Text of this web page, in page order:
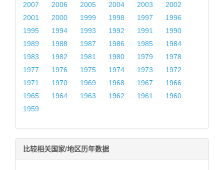
2007
2006 2005 2004 2003
2002
2001
2000 1999 1998 1997
1996
1995
1994 1993 1992 1991
1990
1989
1988 1987 1986 1985
1984
1983
1982 1981 1980 1979
1978
1977
1976 1975 1974 1973
1972
1971
1970 1969 1968 1967
1966
1965
1964 1963 1962 1961
1960
1959
比较相关国家/地区历年数据